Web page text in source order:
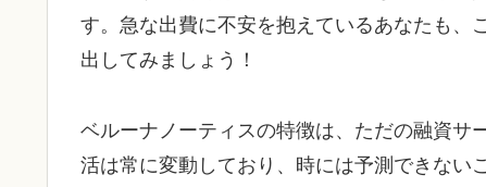
す。急な出費に不安を抱えているあなたも、
出してみましょう！
ベルーナノーティスの特徴は、ただの融資サ
活は常に変動しており、時には予測できない